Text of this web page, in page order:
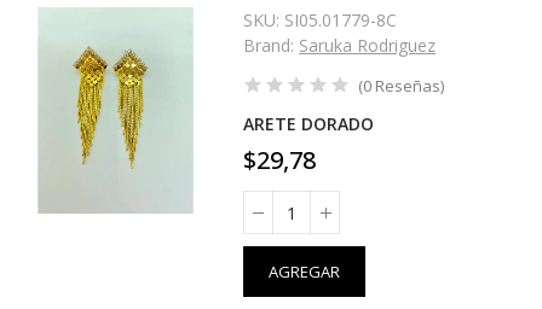
SKU: SI05.01779-8C
Brand: Saruka Rodriguez
(0 Reseñas)
ARETE DORADO
$29,78
AGREGAR